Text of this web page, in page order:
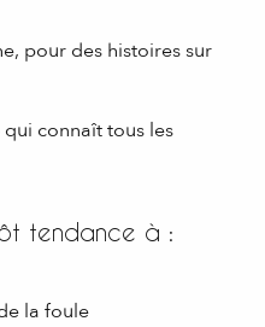
pour des histoires sur
connaît tous les
tendance à :
la foule